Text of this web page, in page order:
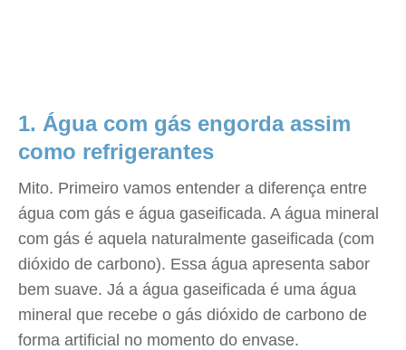
1. Água com gás engorda assim
como refrigerantes
Mito. Primeiro vamos entender a diferença entre
água com gás e água gaseificada. A água mineral
com gás é aquela naturalmente gaseificada (com
dióxido de carbono). Essa água apresenta sabor
bem suave. Já a água gaseificada é uma água
mineral que recebe o gás dióxido de carbono de
forma artificial no momento do envase.